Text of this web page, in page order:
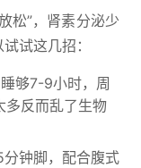
松”，肾素分泌少
试这几招：
够7-9小时，周
反而乱了生物
钟脚，配合腹式